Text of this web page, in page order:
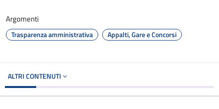
Argomenti
Trasparenza amministrativa Appalti, Gare e Concorsi
ALTRI CONTENUTI